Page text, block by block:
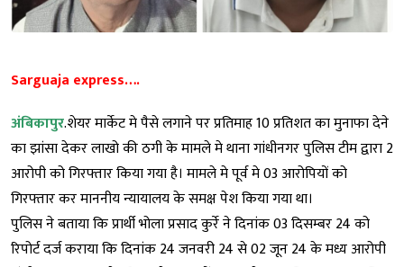
Sarguaja express….
अंबिकापुर.शेयर मार्केट मे पैसे लगाने पर प्रतिमाह 10 प्रतिशत का मुनाफा देने
का झांसा देकर लाखो की ठगी के मामले मे थाना गांधीनगर पुलिस टीम द्वारा 2
आरोपी को गिरफ्तार किया गया है। मामले मे पूर्व मे 03 आरोपियों को
गिरफ्तार कर माननीय न्यायालय के समक्ष पेश किया गया था।
पुलिस ने बताया कि प्रार्थी भोला प्रसाद कुर्रे ने दिनांक 03 दिसम्बर 24 को
रिपोर्ट दर्ज कराया कि दिनांक 24 जनवरी 24 से 02 जून 24 के मध्य आरोपी